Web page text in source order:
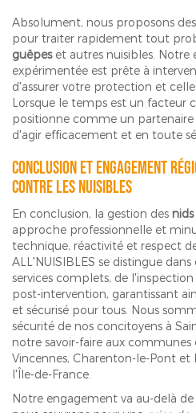
Absolument, nous proposons des
pour traiter rapidement tout
guêpeset autres nuisibles. Notre
expérimentée est prête à
d'assurer votre protection et
Lorsque le temps est un facteur
positionne comme un
d'agir efficacement et en toute
Conclusion et engagement
contre les nuisibles
En conclusion, la gestion des
approche professionnelle et
technique, réactivité et respect
ALL'NUISIBLES se distingue
services complets, de
post-intervention, garantissant
et sécurisé pour tous. Nous
sécurité de nos concitoyens à
notre savoir-faire aux
Vincennes, Charenton-le-Pont et
l'Île-de-France.
Notre engagement va au-delà